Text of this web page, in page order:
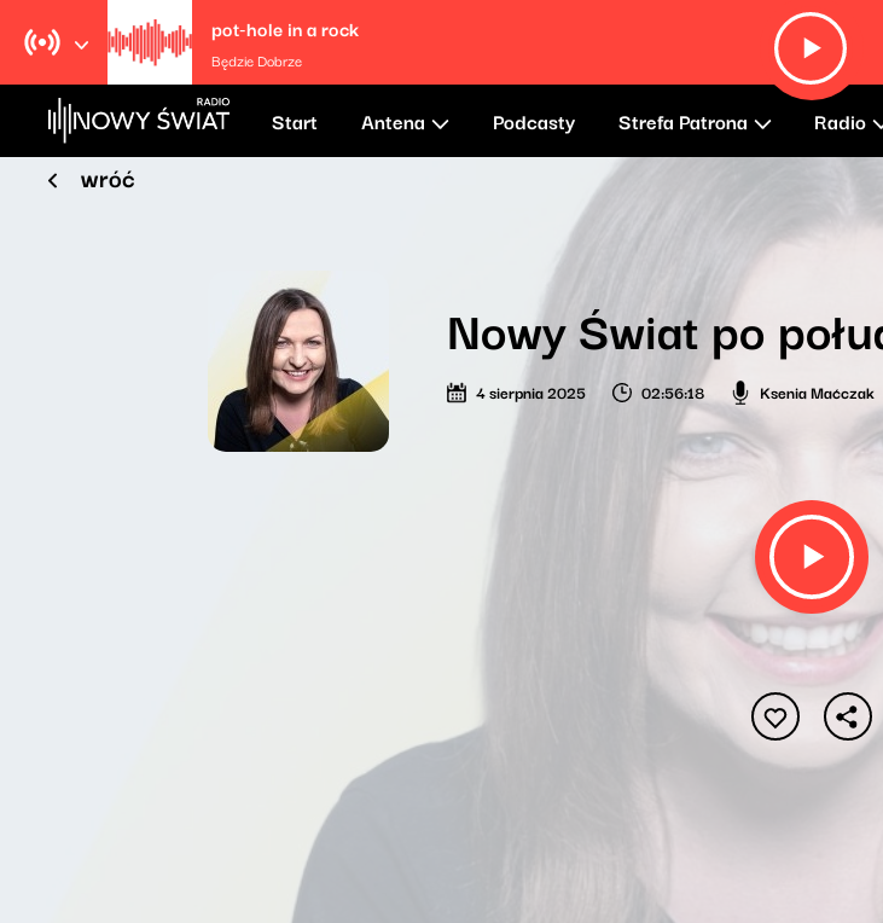
pot-hole in a rock
Będzie Dobrze
Start Antena Podcasty Strefa Patrona Radio
wróć
Nowy Świat po
4 sierpnia 2025 02:56:18 Ksenia Maćczak